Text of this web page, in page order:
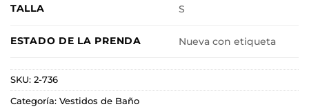
TALLA S
ESTADO DE LA PRENDA Nueva con etiqueta
SKU: 2-736
Categoría: Vestidos de Baño